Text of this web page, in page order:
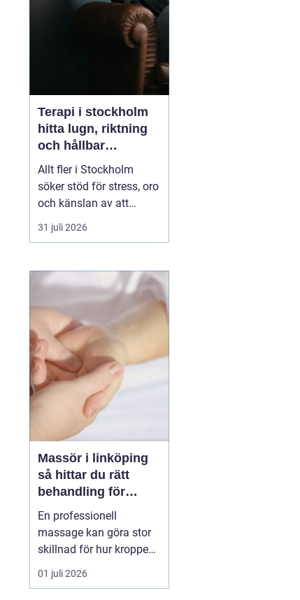
Terapi i stockholm
hitta lugn, riktning
och hållbar
förändring
Allt fler i Stockholm
söker stöd för stress, oro
och känslan av att
vardagen skenar. Många
har testat att vila mer,
men märker att det inte
räcker. Terapi blir då en
plats där någon lyssnar
på djupet, ställer rätt
frågor och h...
31 juli 2026
Massör i linköping
så hittar du rätt
behandling för
kropp och hälsa
En professionell
massage kan göra stor
skillnad för hur kroppen
känns i vardagen.
Många i Linköping söker
01 juli 2026